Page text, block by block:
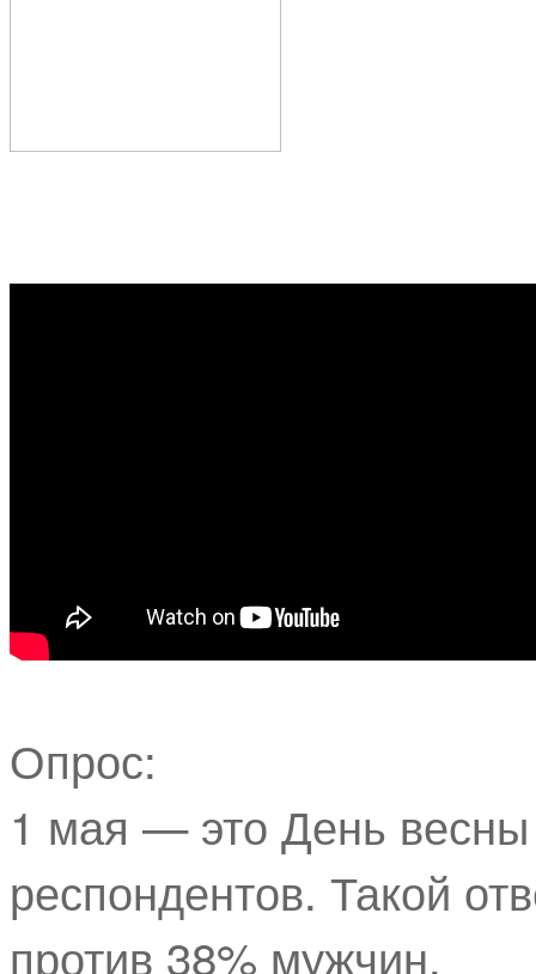
Опрос:
1 мая — это День весны
респондентов. Такой
против 38% мужчин.